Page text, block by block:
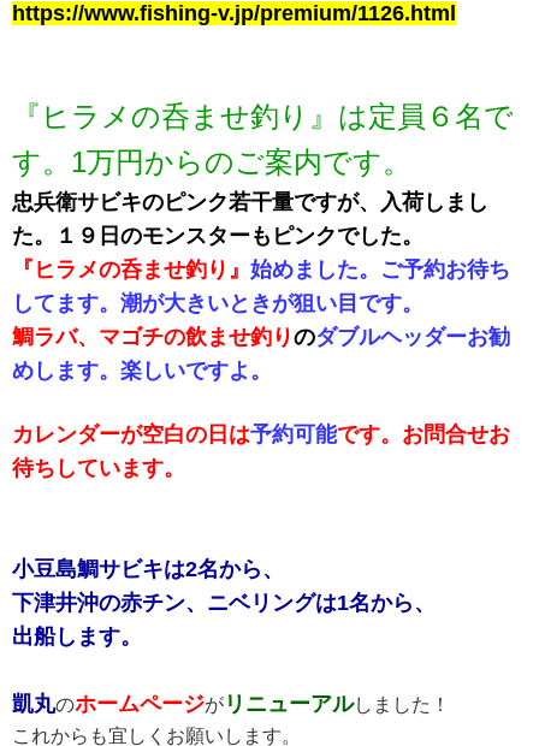
https://www.fishing-v.jp/premium/1126.html
『ヒラメの呑ませ釣り』は定員６名で
す。1万円からのご案内です。
忠兵衛サビキのピンク若干量ですが、入荷しまし
た。１９日のモンスターもピンクでした。
『ヒラメの呑ませ釣り』 始めました。ご予約お待ち
してます。潮が大きいときが狙い目です。
鯛ラバ、マゴチの飲ませ釣りのダブルヘッダーお勧
め し ます。 楽 しいですよ。
カレンダーが空白の日は予約可能です。お問合せお
待ちしています。
小豆島鯛サビキは2名から、
下津井沖の赤チン、ニベリングは1名から、
出船します。
凱丸のホームページが リニューアルしました！
これからも宜しくお願いします。